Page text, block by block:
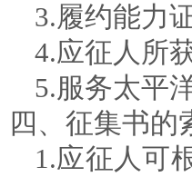
3.履约能力
4.应征人所
5.服务太平
四、征集书的
1.应征人可